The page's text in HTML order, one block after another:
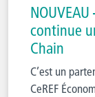
continue
Chain
C’est un
CeREF